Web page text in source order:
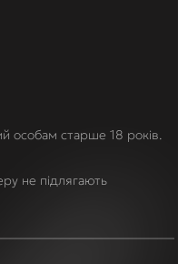
особам старше 18 років.
не підлягають